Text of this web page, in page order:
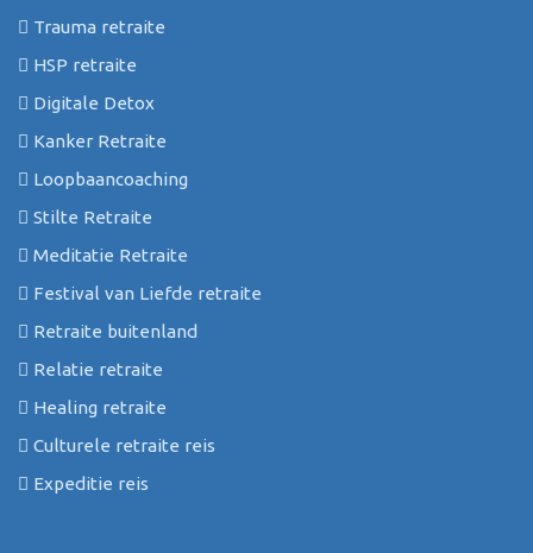
Trauma retraite
HSP retraite
Digitale Detox
Kanker Retraite
Loopbaancoaching
Stilte Retraite
Meditatie Retraite
Festival van Liefde retraite
Retraite buitenland
Relatie retraite
Healing retraite
Culturele retraite reis
Expeditie reis